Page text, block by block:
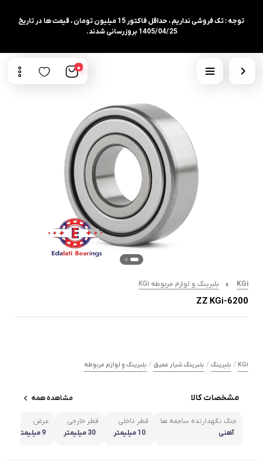
توجه : تک فروشی نداریم ، حداقل فاکتور 15 میلیون تومان ، قیمت ها در تاریخ
1405/04/25 بروزرسانی شدند.
0
KGi بلبرینگ و لوازم مربوطه KGi
6200-ZZ KGi
KGi
/ بلبرینگ / بلبرینگ شیار عمیق / بلبرینگ و لوازم مربوطه
مشخصات کالا مشاهده همه
چنگ نگهدارنده ساچمه ها
آهنی
قطر داخلی
10 میلیمتر
قطر خارجی
30 میلیمتر
عرض
9 میلیمتر